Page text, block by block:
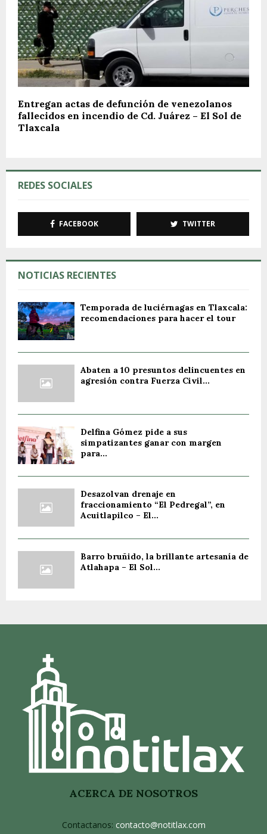
Entregan actas de defunción de venezolanos
fallecidos en incendio de Cd. Juárez – El Sol de
Tlaxcala
REDES SOCIALES
FACEBOOK TWITTER
NOTICIAS RECIENTES
Temporada de luciérnagas en Tlaxcala:
recomendaciones para hacer el tour
Abaten a 10 presuntos delincuentes en
agresión contra Fuerza Civil...
Delfina Gómez pide a sus
simpatizantes ganar con margen
para...
Desazolvan drenaje en
fraccionamiento “El Pedregal”, en
Acuitlapilco – El...
Barro bruñido, la brillante artesanía de
Atlahapa – El Sol...
ACERCA DE NOSOTROS
Contactanos: contacto@notitlax.com